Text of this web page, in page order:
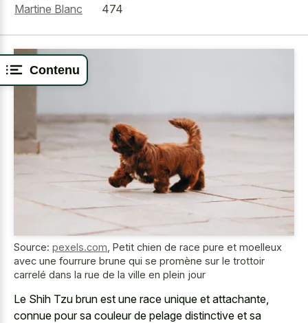
Contenu
Martine Blanc
474
Source: pexels.com Petit chien de race pure et moelleux
avec une fourrure brune qui se promène sur le trottoir
carrelé dans la rue de la ville en plein jour
Le Shih Tzu brun est une race unique et attachante,
connue pour sa couleur de pelage distinctive et sa